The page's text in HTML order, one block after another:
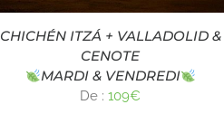
CHICHÉN ITZÁ + VALLADOLID &
CENOTE
MARDI & VENDREDI
De :109€